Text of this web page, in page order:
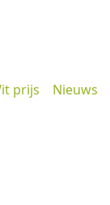
prijs Nieuws